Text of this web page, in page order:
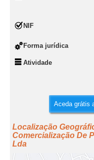
NIF
Forma jurídica
Atividade
Aceda grátis
Localização
Comercialização De
Lda